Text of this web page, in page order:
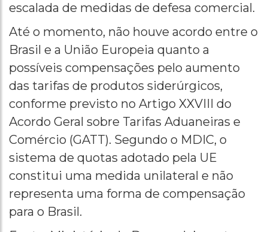
escalada de medidas de defesa comercial.
Até o momento, não houve acordo entre o
Brasil e a União Europeia quanto a
possíveis compensações pelo aumento
das tarifas de produtos siderúrgicos,
conforme previsto no Artigo XXVIII do
Acordo Geral sobre Tarifas Aduaneiras e
Comércio (GATT). Segundo o MDIC, o
sistema de quotas adotado pela UE
constitui uma medida unilateral e não
representa uma forma de compensação
para o Brasil.